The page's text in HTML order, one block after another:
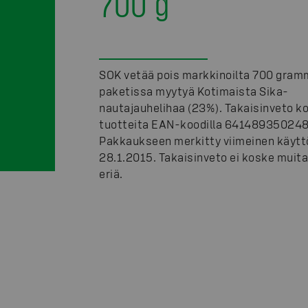
SOK vetää pois markkinoilta 700
paketissa myytyä Kotimaista Sika-
nautajauhelihaa (23%). Takaisinveto
tuotteita EAN-koodilla
Pakkaukseen merkitty viimeinen
28.1.2015. Takaisinveto ei koske
eriä.